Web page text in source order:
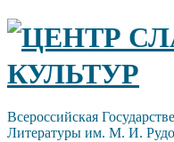
Skip
content
ЦЕНТР
КУЛЬТУР
Всероссийская
Литературы им. М. И.